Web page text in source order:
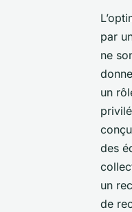
par
ne
un
des
un
de